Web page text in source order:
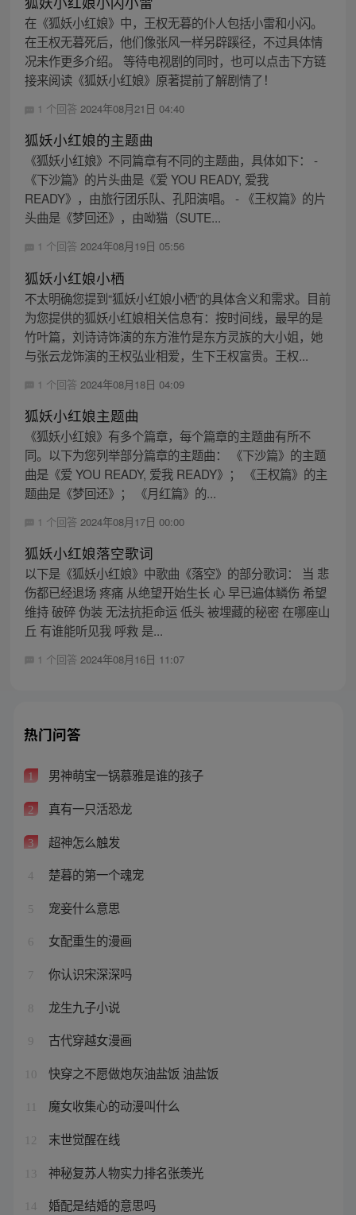
在《狐妖小红娘》中，王权无暮的仆人包括小雷和小闪。
在王权无暮死后，他们像张风一样另辟蹊径，不过具体情
况未作更多介绍。 等待电视剧的同时，也可以点击下方链
接来阅读《狐妖小红娘》原著提前了解剧情了！
1 个回答 2024年08月21日 04:40
狐妖小红娘的主题曲
《狐妖小红娘》不同篇章有不同的主题曲，具体如下： -
《下沙篇》的片头曲是《爱 YOU READY, 爱我
READY》，由旅行团乐队、孔阳演唱。 - 《王权篇》的片
头曲是《梦回还》，由呦猫（SUTE...
1 个回答 2024年08月19日 05:56
狐妖小红娘小栖
不太明确您提到“狐妖小红娘小栖”的具体含义和需求。目前
为您提供的狐妖小红娘相关信息有：按时间线，最早的是
竹叶篇，刘诗诗饰演的东方淮竹是东方灵族的大小姐，她
与张云龙饰演的王权弘业相爱，生下王权富贵。王权...
1 个回答 2024年08月18日 04:09
狐妖小红娘主题曲
《狐妖小红娘》有多个篇章，每个篇章的主题曲有所不
同。以下为您列举部分篇章的主题曲： 《下沙篇》的主题
曲是《爱 YOU READY, 爱我 READY》； 《王权篇》的主
题曲是《梦回还》； 《月红篇》的...
1 个回答 2024年08月17日 00:00
狐妖小红娘落空歌词
以下是《狐妖小红娘》中歌曲《落空》的部分歌词： 当 悲
伤都已经退场 疼痛 从绝望开始生长 心 早已遍体鳞伤 希望
维持 破碎 伪装 无法抗拒命运 低头 被埋藏的秘密 在哪座山
丘 有谁能听见我 呼救 是...
1 个回答 2024年08月16日 11:07
热门问答
1 男神萌宝一锅慕雅是谁的孩子
2 真有一只活恐龙
3 超神怎么触发
4 楚暮的第一个魂宠
5 宠妾什么意思
6 女配重生的漫画
7 你认识宋深深吗
8 龙生九子小说
9 古代穿越女漫画
10 快穿之不愿做炮灰油盐饭 油盐饭
魔女收集心的动漫叫什么
12 末世觉醒在线
13 神秘复苏人物实力排名张羡光
14 婚配是结婚的意思吗